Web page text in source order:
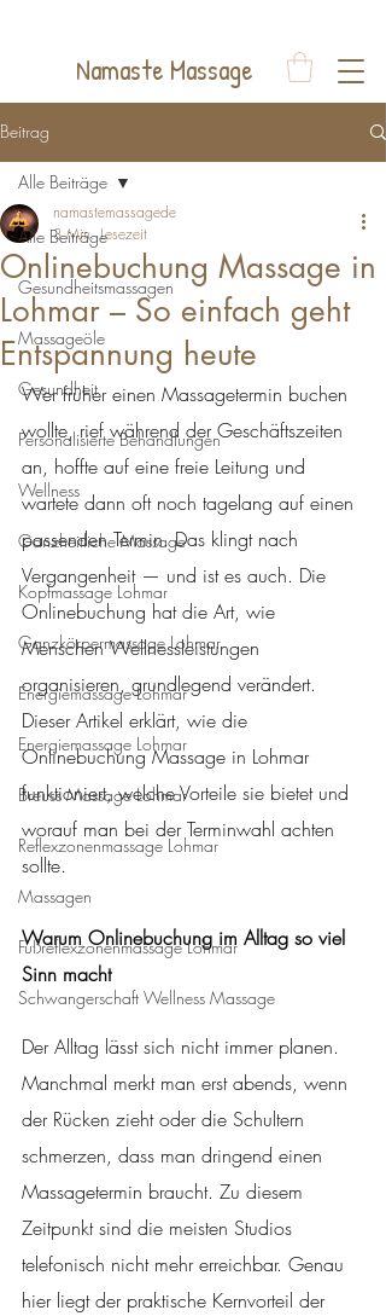
Namaste Massage
Beitrag
Alle Beiträge
Gesundheitsmassagen
Massageöle
Gesundheit
Personalisierte Behandlungen
Wellness
Ganzheitliche Massage
Kopfmassage Lohmar
Ganzkörpermassage Lohmar
Energiemassage Lohmar
Energiemassage Lohmar
Breuss Massage Lohmar
Reflexzonenmassage Lohmar
Massagen
Fußreflexzonenmassage Lohmar
Schwangerschaft Wellness Massage
Alle Beiträge
Onlinebuchung Massage in
Lohmar – So einfach geht
Entspannung heute
namastemassagede
3 Min. Lesezeit
Wer früher einen Massagetermin buchen
wollte, rief während der Geschäftszeiten
an, hoffte auf eine freie Leitung und
wartete dann oft noch tagelang auf einen
passenden Termin. Das klingt nach
Vergangenheit — und ist es auch. Die
Onlinebuchung hat die Art, wie
Menschen Wellnessleistungen
organisieren, grundlegend verändert.
Dieser Artikel erklärt, wie die
Onlinebuchung Massage in Lohmar
funktioniert, welche Vorteile sie bietet und
worauf man bei der Terminwahl achten
sollte.
Warum Onlinebuchung im Alltag so viel
Sinn macht
Der Alltag lässt sich nicht immer planen.
Manchmal merkt man erst abends, wenn
der Rücken zieht oder die Schultern
schmerzen, dass man dringend einen
Massagetermin braucht. Zu diesem
Zeitpunkt sind die meisten Studios
telefonisch nicht mehr erreichbar. Genau
hier liegt der praktische Kernvorteil der